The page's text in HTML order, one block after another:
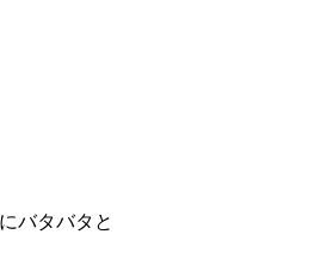
バタバタと